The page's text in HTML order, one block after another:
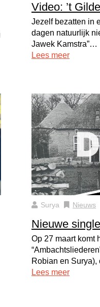
Video: ’t
Jezelf bezatten in
dagen natuurlijk
Jawek Kamstra”…
Lees meer
Surya Nieuws
Nieuwe
Op 27 maart komt
Robian en
Lees meer